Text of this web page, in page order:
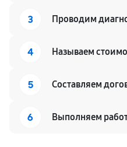
3 Проводим
4 Называем
5 Составляем
6 Выполняем